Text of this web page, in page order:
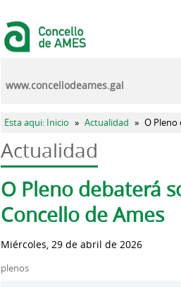
www.concellodeames.gal
Se encuentra usted aquí
Esta aqui: Inicio » Actualidad » O Pleno
Actualidad
Solapas principales
O Pleno debaterá
Concello de Ames
Miércoles, 29 de abril de 2026
plenos